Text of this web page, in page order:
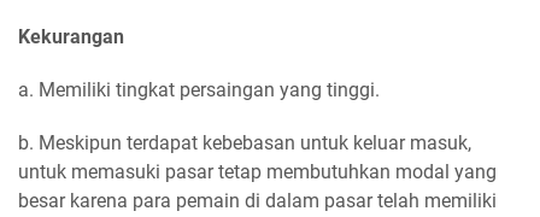
Kekurangan
a. Memiliki tingkat persaingan yang tinggi.
b. Meskipun terdapat kebebasan untuk keluar masuk,
untuk memasuki pasar tetap membutuhkan modal yang
besar karena para pemain di dalam pasar telah memiliki